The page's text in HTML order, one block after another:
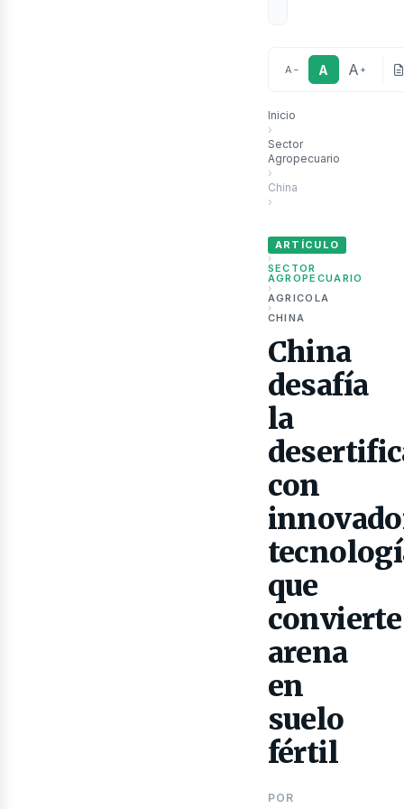
A − A A +
Inicio
›
Sector
Agropecuario
›
China
›
ARTÍCULO
›
SECTOR
AGROPECUARIO
›
AGRICOLA
›
CHINA
China
desafía
la
con
que
convierte
arena
en
suelo
fértil
POR